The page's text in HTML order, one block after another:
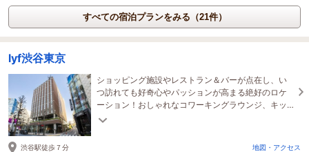
すべての宿泊プランをみる（21件）
lyf渋谷東京
ショッピング施設やレストラン＆バーが点在し、い
つ訪れても好奇心やパッションが高まる絶好のロケ
ーション！おしゃれなコワーキングラウンジ、キッ
チン、コインランドリー、カフェなど施設も充実♪
渋谷駅徒歩７分 地図・アクセス